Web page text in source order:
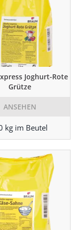
Joghurt-Rote
Grütze
ANSEHEN
kg im Beutel